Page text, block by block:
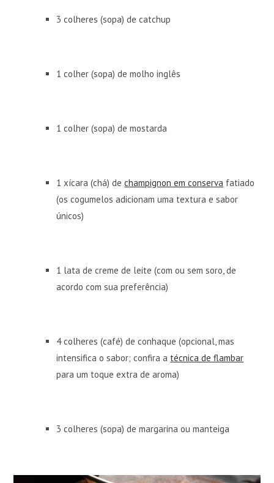
3 colheres (sopa) de catchup
1 colher (sopa) de molho inglês
1 colher (sopa) de mostarda
1 xícara (chá) dechampignon em conserva fatiado
(os cogumelos adicionam uma textura e sabor
únicos)
1 lata de creme de leite (com ou sem soro, de
acordo com sua preferência)
4 colheres (café) de conhaque (opcional, mas
intensifica o sabor; confira a técnica de flambar
para um toque extra de aroma)
3 colheres (sopa) de margarina ou manteiga